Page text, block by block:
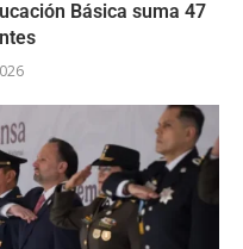
Básica suma 47